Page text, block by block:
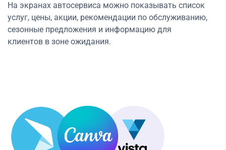
На экранах автосервиса можно показывать список
услуг, цены, акции, рекомендации по обслуживанию,
сезонные предложения и информацию для
клиентов в зоне ожидания.